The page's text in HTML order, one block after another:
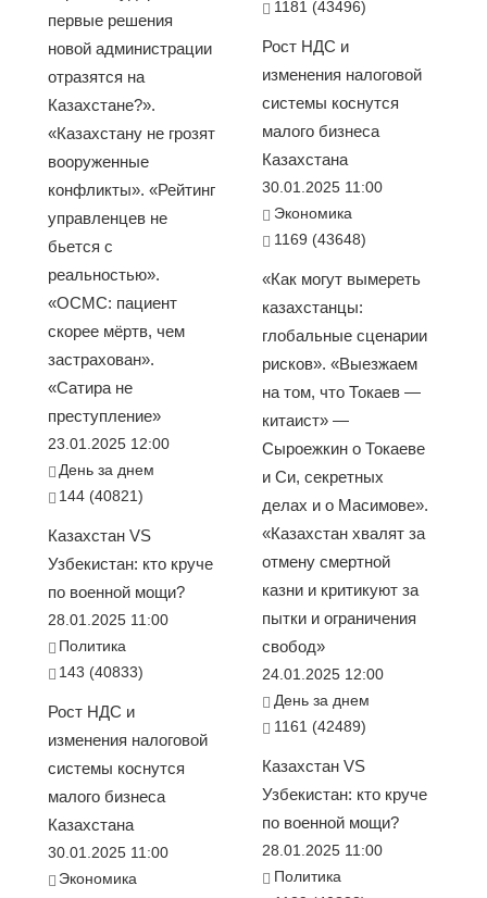
первые решения
новой администрации
отразятся на
Казахстане?».
«Казахстану не грозят
вооруженные
конфликты». «Рейтинг
управленцев не
бьется с
реальностью».
«ОСМС: пациент
скорее мёртв, чем
застрахован».
«Сатира не
преступление»
23.01.2025 12:00
День за днем
144 (40821)
Казахстан VS
Узбекистан: кто круче
по военной мощи?
28.01.2025 11:00
Политика
143 (40833)
Рост НДС и
изменения налоговой
системы коснутся
малого бизнеса
Казахстана
30.01.2025 11:00
Экономика
1181 (43496)
Рост НДС и
изменения налоговой
системы коснутся
малого бизнеса
Казахстана
30.01.2025 11:00
Экономика
1169 (43648)
«Как могут вымереть
казахстанцы:
глобальные сценарии
рисков». «Выезжаем
на том, что Токаев —
китаист» —
Сыроежкин о Токаеве
и Си, секретных
делах и о Масимове».
«Казахстан хвалят за
отмену смертной
казни и критикуют за
пытки и ограничения
свобод»
24.01.2025 12:00
День за днем
1161 (42489)
Казахстан VS
Узбекистан: кто круче
по военной мощи?
28.01.2025 11:00
Политика